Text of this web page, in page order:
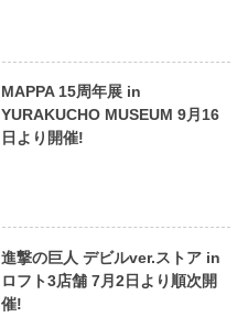
MAPPA 15周年展 in
YURAKUCHO MUSEUM 9月16
日より開催!
進撃の巨人 デビルver.ストア in
ロフト3店舗 7月2日より順次開
催!